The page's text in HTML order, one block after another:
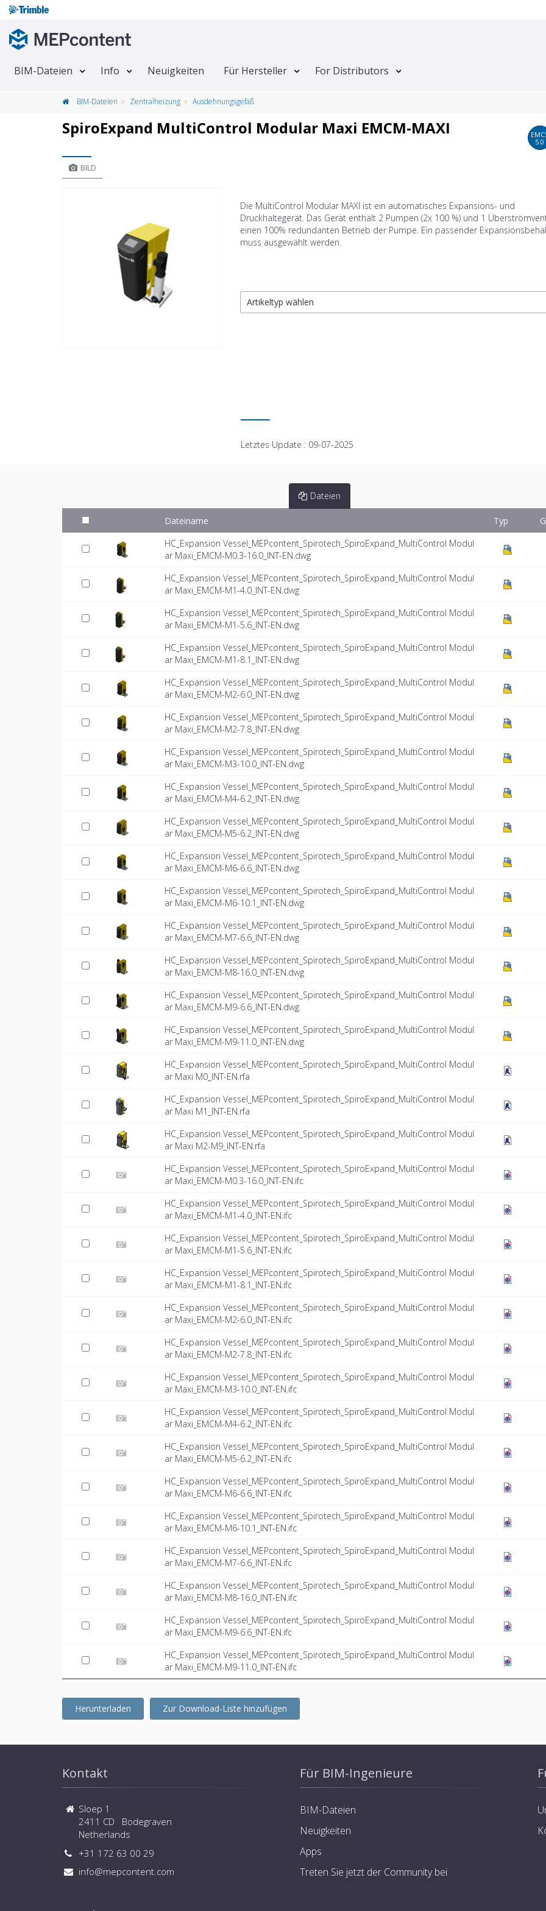
BIM-Dateien Info Neuigkeiten Für Hersteller For Distributors
BIM-Dateien Zentralheizung Ausdehnungsgefäß
SpiroExpand MultiControl Modular Maxi EMCM-MAXI
5.0
BILD
Die MultiControl Modular MAXI ist ein automatisches Expansions- und
Druckhaltegerät. Das Gerät enthält 2 Pumpen (2x 100 %) und 1
einen 100% redundanten Betrieb der Pumpe. Ein passender
muss ausgewählt werden.
Artikeltyp wählen
Letztes Update : 09-07-2025
Dateien
Dateiname Typ
HC_Expansion Vessel_MEPcontent_Spirotech_SpiroExpand_MultiControl Modul
ar Maxi_EMCM-M0.3-16.0_INT-EN.dwg
HC_Expansion Vessel_MEPcontent_Spirotech_SpiroExpand_MultiControl Modul
ar Maxi_EMCM-M1-4.0_INT-EN.dwg
HC_Expansion Vessel_MEPcontent_Spirotech_SpiroExpand_MultiControl Modul
ar Maxi_EMCM-M1-5.6_INT-EN.dwg
HC_Expansion Vessel_MEPcontent_Spirotech_SpiroExpand_MultiControl Modul
ar Maxi_EMCM-M1-8.1_INT-EN.dwg
HC_Expansion Vessel_MEPcontent_Spirotech_SpiroExpand_MultiControl Modul
ar Maxi_EMCM-M2-6.0_INT-EN.dwg
HC_Expansion Vessel_MEPcontent_Spirotech_SpiroExpand_MultiControl Modul
ar Maxi_EMCM-M2-7.8_INT-EN.dwg
HC_Expansion Vessel_MEPcontent_Spirotech_SpiroExpand_MultiControl Modul
ar Maxi_EMCM-M3-10.0_INT-EN.dwg
HC_Expansion Vessel_MEPcontent_Spirotech_SpiroExpand_MultiControl Modul
ar Maxi_EMCM-M4-6.2_INT-EN.dwg
HC_Expansion Vessel_MEPcontent_Spirotech_SpiroExpand_MultiControl Modul
ar Maxi_EMCM-M5-6.2_INT-EN.dwg
HC_Expansion Vessel_MEPcontent_Spirotech_SpiroExpand_MultiControl Modul
ar Maxi_EMCM-M6-6.6_INT-EN.dwg
HC_Expansion Vessel_MEPcontent_Spirotech_SpiroExpand_MultiControl Modul
ar Maxi_EMCM-M6-10.1_INT-EN.dwg
HC_Expansion Vessel_MEPcontent_Spirotech_SpiroExpand_MultiControl Modul
ar Maxi_EMCM-M7-6.6_INT-EN.dwg
HC_Expansion Vessel_MEPcontent_Spirotech_SpiroExpand_MultiControl Modul
ar Maxi_EMCM-M8-16.0_INT-EN.dwg
HC_Expansion Vessel_MEPcontent_Spirotech_SpiroExpand_MultiControl Modul
ar Maxi_EMCM-M9-6.6_INT-EN.dwg
HC_Expansion Vessel_MEPcontent_Spirotech_SpiroExpand_MultiControl Modul
ar Maxi_EMCM-M9-11.0_INT-EN.dwg
HC_Expansion Vessel_MEPcontent_Spirotech_SpiroExpand_MultiControl Modul
ar Maxi M0_INT-EN.rfa
HC_Expansion Vessel_MEPcontent_Spirotech_SpiroExpand_MultiControl Modul
ar Maxi M1_INT-EN.rfa
HC_Expansion Vessel_MEPcontent_Spirotech_SpiroExpand_MultiControl Modul
ar Maxi M2-M9_INT-EN.rfa
HC_Expansion Vessel_MEPcontent_Spirotech_SpiroExpand_MultiControl Modul
ar Maxi_EMCM-M0.3-16.0_INT-EN.ifc
HC_Expansion Vessel_MEPcontent_Spirotech_SpiroExpand_MultiControl Modul
ar Maxi_EMCM-M1-4.0_INT-EN.ifc
HC_Expansion Vessel_MEPcontent_Spirotech_SpiroExpand_MultiControl Modul
ar Maxi_EMCM-M1-5.6_INT-EN.ifc
HC_Expansion Vessel_MEPcontent_Spirotech_SpiroExpand_MultiControl Modul
ar Maxi_EMCM-M1-8.1_INT-EN.ifc
HC_Expansion Vessel_MEPcontent_Spirotech_SpiroExpand_MultiControl Modul
ar Maxi_EMCM-M2-6.0_INT-EN.ifc
HC_Expansion Vessel_MEPcontent_Spirotech_SpiroExpand_MultiControl Modul
ar Maxi_EMCM-M2-7.8_INT-EN.ifc
HC_Expansion Vessel_MEPcontent_Spirotech_SpiroExpand_MultiControl Modul
ar Maxi_EMCM-M3-10.0_INT-EN.ifc
HC_Expansion Vessel_MEPcontent_Spirotech_SpiroExpand_MultiControl Modul
ar Maxi_EMCM-M4-6.2_INT-EN.ifc
HC_Expansion Vessel_MEPcontent_Spirotech_SpiroExpand_MultiControl Modul
ar Maxi_EMCM-M5-6.2_INT-EN.ifc
HC_Expansion Vessel_MEPcontent_Spirotech_SpiroExpand_MultiControl Modul
ar Maxi_EMCM-M6-6.6_INT-EN.ifc
HC_Expansion Vessel_MEPcontent_Spirotech_SpiroExpand_MultiControl Modul
ar Maxi_EMCM-M6-10.1_INT-EN.ifc
HC_Expansion Vessel_MEPcontent_Spirotech_SpiroExpand_MultiControl Modul
ar Maxi_EMCM-M7-6.6_INT-EN.ifc
HC_Expansion Vessel_MEPcontent_Spirotech_SpiroExpand_MultiControl Modul
ar Maxi_EMCM-M8-16.0_INT-EN.ifc
HC_Expansion Vessel_MEPcontent_Spirotech_SpiroExpand_MultiControl Modul
ar Maxi_EMCM-M9-6.6_INT-EN.ifc
HC_Expansion Vessel_MEPcontent_Spirotech_SpiroExpand_MultiControl Modul
ar Maxi_EMCM-M9-11.0_INT-EN.ifc
Herunterladen Zur Download-Liste hinzufügen
Kontakt
Sloep 1
2411 CD Bodegraven
Netherlands
+31 172 63 00 29
info@mepcontent.com
Für BIM-Ingenieure
BIM-Dateien
Neuigkeiten
Apps
Treten Sie jetzt der Community bei